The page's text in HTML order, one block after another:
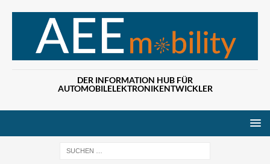
DER INFORMATION HUB FÜR
AUTOMOBILELEKTRONIKENTWICKLER